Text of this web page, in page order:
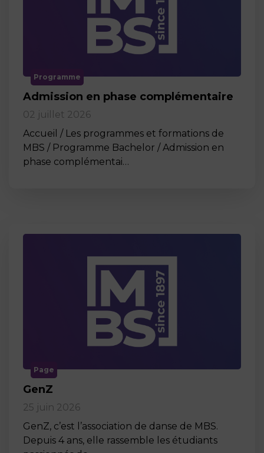
Programme
Admission en phase complémentaire
02 juillet 2026
Accueil / Les programmes et formations de
MBS / Programme Bachelor / Admission en
phase complémentai…
Page
GenZ
25 juin 2026
GenZ, c’est l’association de danse de MBS.
Depuis 4 ans, elle rassemble les étudiants